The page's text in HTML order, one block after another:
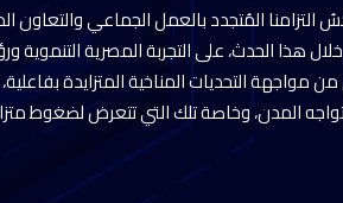
التزامنا المُتجدد بالعمل الجماعي والتعاون
هذا الحدث، على التجربة المصرية التنموية
التحديات المناخية المتزايدة بفاعلية،
المدن، وخاصة تلك التي تتعرض لضغوط